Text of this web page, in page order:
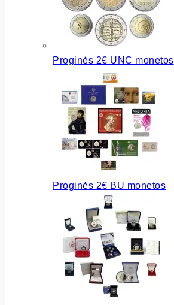
Proginės 2€ UNC monetos
Proginės 2€ BU monetos